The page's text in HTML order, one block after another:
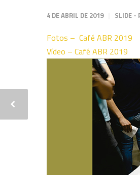
4 DE ABRIL DE 2019 SLIDE -
Fotos – Café ABR 2019
Vídeo – Café ABR 2019